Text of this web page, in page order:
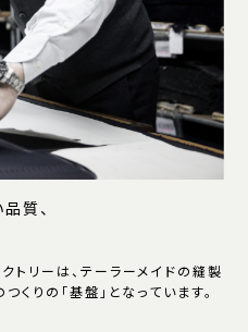
質、
トリーは、テーラーメイドの縫製
くりの「基盤」となっています。